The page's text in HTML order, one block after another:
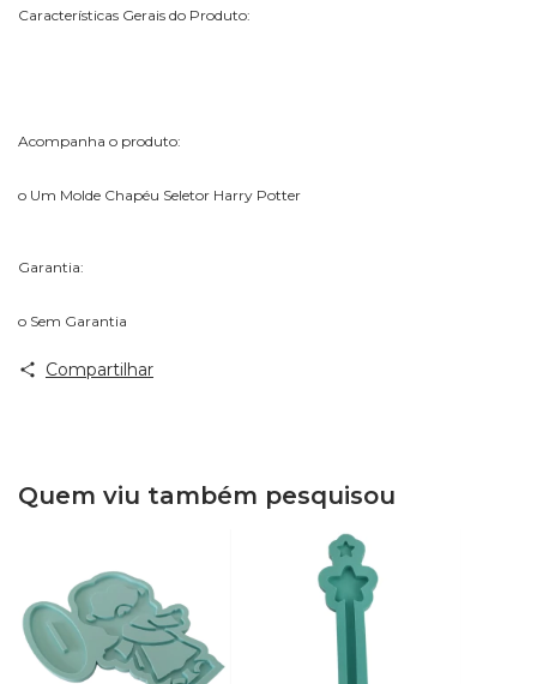
Características Gerais do Produto:
Acompanha o produto:
o Um Molde Chapéu Seletor Harry Potter
Garantia:
o Sem Garantia
Compartilhar
Quem viu também pesquisou